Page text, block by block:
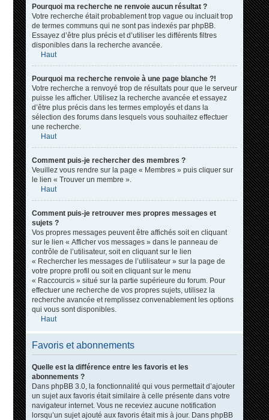
Pourquoi ma recherche ne renvoie aucun résultat ?
Votre recherche était probablement trop vague ou incluait trop
de termes communs qui ne sont pas indexés par phpBB.
Essayez d’être plus précis et d’utiliser les différents filtres
disponibles dans la recherche avancée.
Haut
Pourquoi ma recherche renvoie à une page blanche ?!
Votre recherche a renvoyé trop de résultats pour que le serveur
puisse les afficher. Utilisez la recherche avancée et essayez
d’être plus précis dans les termes employés et dans la
sélection des forums dans lesquels vous souhaitez effectuer
une recherche.
Haut
Comment puis-je rechercher des membres ?
Veuillez vous rendre sur la page « Membres » puis cliquer sur
le lien « Trouver un membre ».
Haut
Comment puis-je retrouver mes propres messages et
sujets ?
Vos propres messages peuvent être affichés soit en cliquant
sur le lien « Afficher vos messages » dans le panneau de
contrôle de l’utilisateur, soit en cliquant sur le lien
« Rechercher les messages de l’utilisateur » sur la page de
votre propre profil ou soit en cliquant sur le menu
« Raccourcis » situé sur la partie supérieure du forum. Pour
effectuer une recherche de vos propres sujets, utilisez la
recherche avancée et remplissez convenablement les options
qui vous sont disponibles.
Haut
Favoris et abonnements
Quelle est la différence entre les favoris et les
abonnements ?
Dans phpBB 3.0, la fonctionnalité qui vous permettait d’ajouter
un sujet aux favoris était similaire à celle présente dans votre
navigateur internet. Vous ne receviez aucune notification
lorsqu’un sujet ajouté aux favoris était mis à jour. Dans phpBB